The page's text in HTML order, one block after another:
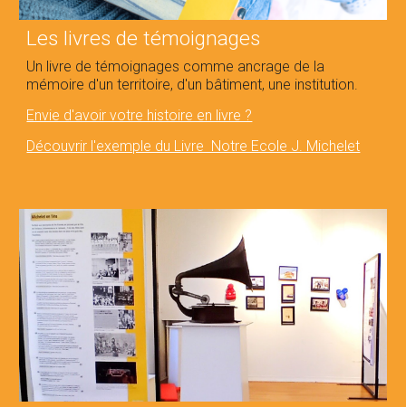
Les livres de témoignages
Un livre de témoignages comme ancrage de la
mémoire d'un territoire, d'un bâtiment, une institution.
Envie d'avoir votre histoire en livre ?
Découvrir l'exemple du Livre Notre Ecole J. Michelet